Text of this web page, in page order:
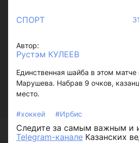
СПОРТ
Автор:
Рустэм КУЛЕЕВ
Единственная шайба в этом матче
Марушева. Набрав 9 очков,
место.
#хоккей #Ирбис
Следите за самым важным и
Telegram-канале Казанских